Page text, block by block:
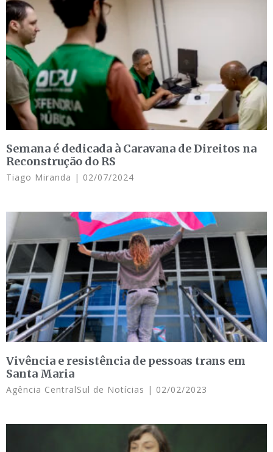
Semana é dedicada à Caravana de Direitos na
Reconstrução do RS
Tiago Miranda 02/07/2024
Vivência e resistência de pessoas trans em
Santa Maria
Agência CentralSul de Notícias 02/02/2023